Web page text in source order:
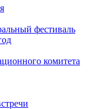
фестиваль
комитета